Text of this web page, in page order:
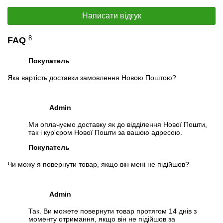
Особливості
Кулер BOX у комплекті
1. Материнська плата
2. Процесор
Тестування процесора:
Відеоогляд
Написати відгук
FAQ 8
Покупатель
Яка вартість доставки замовлення Новою Поштою?
Admin
Ми оплачуємо доставку як до відділення Нової Пошти,
так і кур'єром Нової Пошти за вашою адресою.
Покупатель
Чи можу я повернути товар, якщо він мені не підійшов?
Admin
Так. Ви можете повернути товар протягом 14 днів з
моменту отримання, якщо він не підійшов за